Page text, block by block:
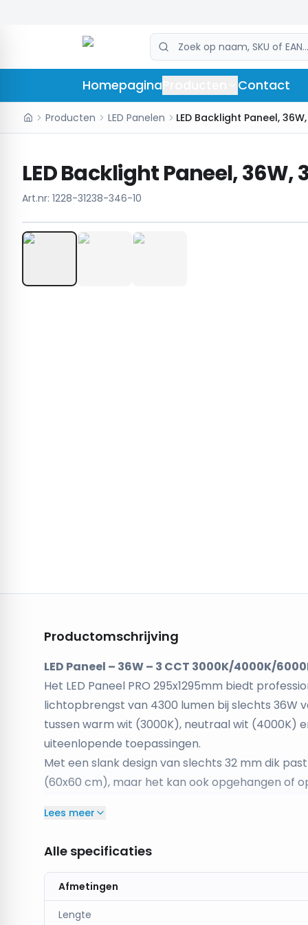
Homepagina Contact
Producten LED Panelen
LED Backlight Paneel, 36W,
Art.nr: 1228-31238-346-10
Productomschrijving
LED Paneel – 36W – 3 CCT 3000K/4000K/
Het LED Paneel PRO 295x1295mm biedt
lichtopbrengst van 4300 lumen bij slechts 36W
tussen warm wit (3000K), neutraal wit (4000K)
uiteenlopende toepassingen.
Met een slank design van slechts 32 mm dik
(60x60 cm), maar het kan ook opgehangen of
prestatie samenkomen.
Vermogen: 36W
Lichtopbrengst: 4300 lumen
Lichtopbrengst per watt: 120 lm/W
Kleurtemperaturen: 3000K / 4000K / 6000K (3
Lees meer
Alle specificaties
Afmetingen
Lengte